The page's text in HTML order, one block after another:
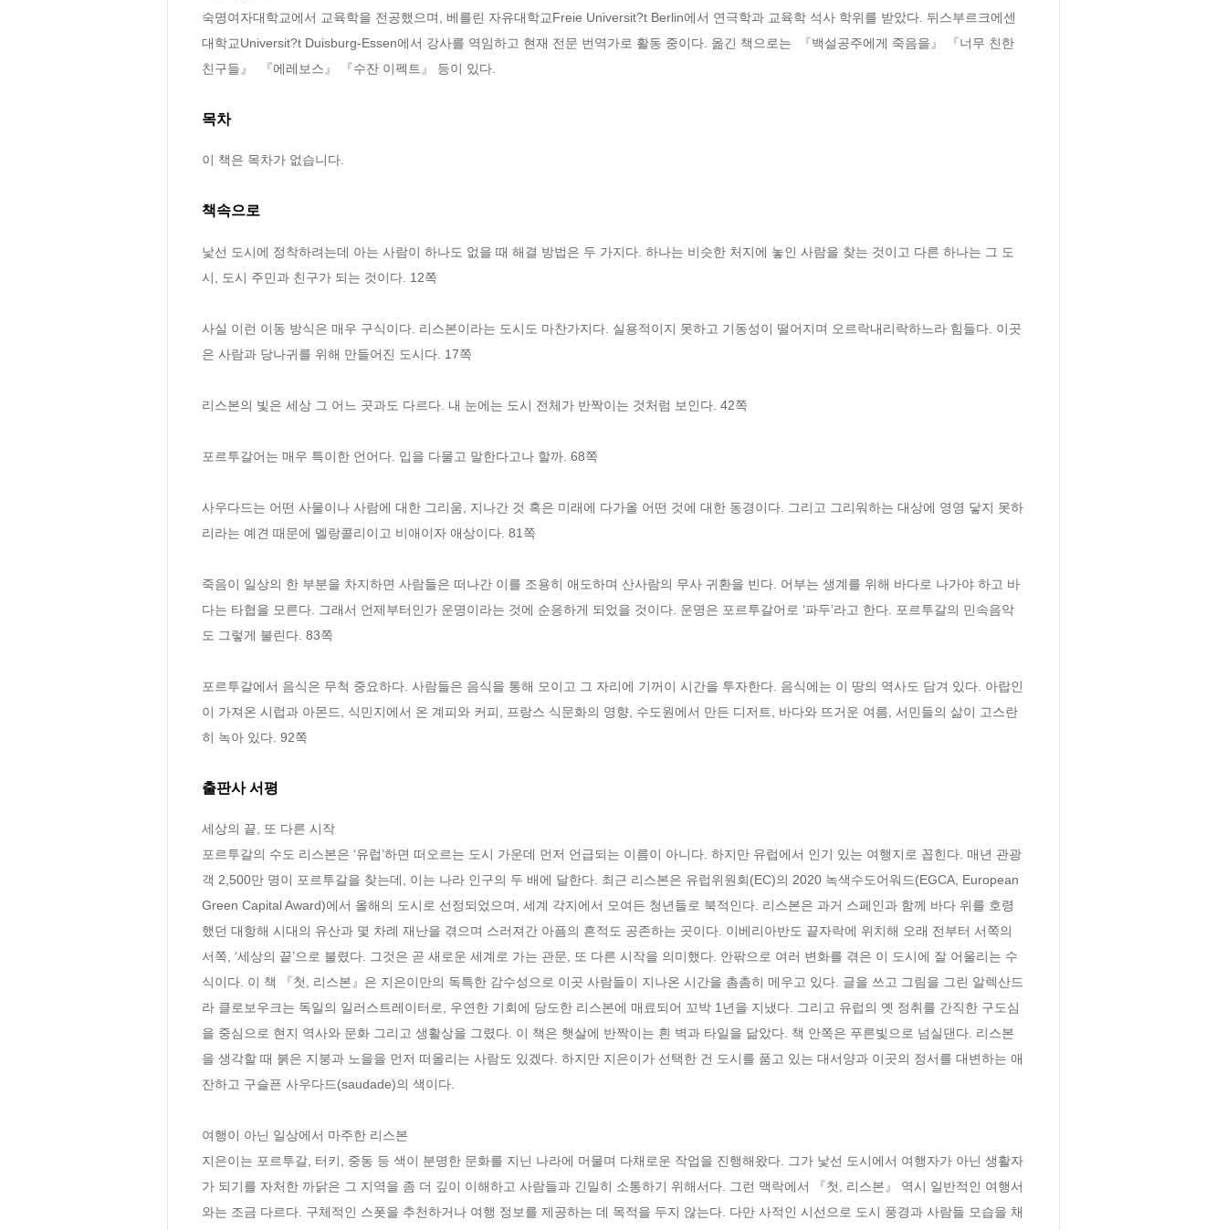
숙명여자대학교에서 교육학을 전공했으며, 베를린 자유대학교Freie Universit?t Berlin에서 연극학과 교육학 석사 학위를 받았다. 뒤스부르크에센
대학교Universit?t Duisburg-Essen에서 강사를 역임하고 현재 전문 번역가로 활동 중이다. 옮긴 책으로는  『백설공주에게 죽음을』 『너무 친한
친구들』  『에레보스』 『수잔 이펙트』 등이 있다.
목차
이 책은 목차가 없습니다.
책속으로
낯선 도시에 정착하려는데 아는 사람이 하나도 없을 때 해결 방법은 두 가지다. 하나는 비슷한 처지에 놓인 사람을 찾는 것이고 다른 하나는 그 도
시, 도시 주민과 친구가 되는 것이다. 12쪽
사실 이런 이동 방식은 매우 구식이다. 리스본이라는 도시도 마찬가지다. 실용적이지 못하고 기동성이 떨어지며 오르락내리락하느라 힘들다. 이곳
은 사람과 당나귀를 위해 만들어진 도시다. 17쪽
리스본의 빛은 세상 그 어느 곳과도 다르다. 내 눈에는 도시 전체가 반짝이는 것처럼 보인다. 42쪽
포르투갈어는 매우 특이한 언어다. 입을 다물고 말한다고나 할까. 68쪽
사우다드는 어떤 사물이나 사람에 대한 그리움, 지나간 것 혹은 미래에 다가올 어떤 것에 대한 동경이다. 그리고 그리워하는 대상에 영영 닿지 못하
리라는 예견 때문에 멜랑콜리이고 비애이자 애상이다. 81쪽
죽음이 일상의 한 부분을 차지하면 사람들은 떠나간 이를 조용히 애도하며 산사람의 무사 귀환을 빈다. 어부는 생계를 위해 바다로 나가야 하고 바
다는 타협을 모른다. 그래서 언제부터인가 운명이라는 것에 순응하게 되었을 것이다. 운명은 포르투갈어로 ‘파두’라고 한다. 포르투갈의 민속음악
도 그렇게 불린다. 83쪽
포르투갈에서 음식은 무척 중요하다. 사람들은 음식을 통해 모이고 그 자리에 기꺼이 시간을 투자한다. 음식에는 이 땅의 역사도 담겨 있다. 아랍인
이 가져온 시럽과 아몬드, 식민지에서 온 계피와 커피, 프랑스 식문화의 영향, 수도원에서 만든 디저트, 바다와 뜨거운 여름, 서민들의 삶이 고스란
히 녹아 있다. 92쪽
출판사 서평
세상의 끝, 또 다른 시작
포르투갈의 수도 리스본은 ‘유럽’하면 떠오르는 도시 가운데 먼저 언급되는 이름이 아니다. 하지만 유럽에서 인기 있는 여행지로 꼽힌다. 매년 관광
객 2,500만 명이 포르투갈을 찾는데, 이는 나라 인구의 두 배에 달한다. 최근 리스본은 유럽위원회(EC)의 2020 녹색수도어워드(EGCA, European
Green Capital Award)에서 올해의 도시로 선정되었으며, 세계 각지에서 모여든 청년들로 북적인다. 리스본은 과거 스페인과 함께 바다 위를 호령
했던 대항해 시대의 유산과 몇 차례 재난을 겪으며 스러져간 아픔의 흔적도 공존하는 곳이다. 이베리아반도 끝자락에 위치해 오래 전부터 서쪽의
서쪽, ‘세상의 끝’으로 불렸다. 그것은 곧 새로운 세계로 가는 관문, 또 다른 시작을 의미했다. 안팎으로 여러 변화를 겪은 이 도시에 잘 어울리는 수
식이다. 이 책 『첫, 리스본』은 지은이만의 독특한 감수성으로 이곳 사람들이 지나온 시간을 촘촘히 메우고 있다. 글을 쓰고 그림을 그린 알렉산드
라 클로보우크는 독일의 일러스트레이터로, 우연한 기회에 당도한 리스본에 매료되어 꼬박 1년을 지냈다. 그리고 유럽의 옛 정취를 간직한 구도심
을 중심으로 현지 역사와 문화 그리고 생활상을 그렸다. 이 책은 햇살에 반짝이는 흰 벽과 타일을 닮았다. 책 안쪽은 푸른빛으로 넘실댄다. 리스본
을 생각할 때 붉은 지붕과 노을을 먼저 떠올리는 사람도 있겠다. 하지만 지은이가 선택한 건 도시를 품고 있는 대서양과 이곳의 정서를 대변하는 애
잔하고 구슬픈 사우다드(saudade)의 색이다.
여행이 아닌 일상에서 마주한 리스본
지은이는 포르투갈, 터키, 중동 등 색이 분명한 문화를 지닌 나라에 머물며 다채로운 작업을 진행해왔다. 그가 낯선 도시에서 여행자가 아닌 생활자
가 되기를 자처한 까닭은 그 지역을 좀 더 깊이 이해하고 사람들과 긴밀히 소통하기 위해서다. 그런 맥락에서 『첫, 리스본』 역시 일반적인 여행서
와는 조금 다르다. 구체적인 스폿을 추천하거나 여행 정보를 제공하는 데 목적을 두지 않는다. 다만 사적인 시선으로 도시 풍경과 사람들 모습을 채